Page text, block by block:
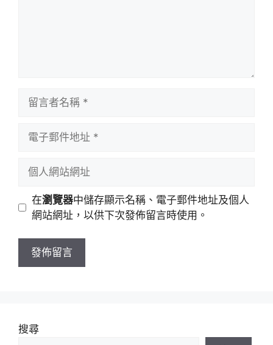
址
站
址
在瀏覽器中儲存顯示名稱、電子郵件地址及個人
網站網址，以供下次發佈留言時使用。
搜尋